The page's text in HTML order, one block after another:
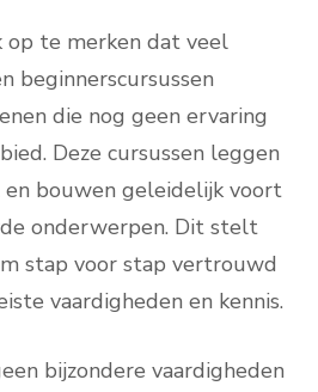
op te merken dat veel
beginnerscursussen
die nog geen ervaring
Deze cursussen leggen
en bouwen geleidelijk voort
onderwerpen. Dit stelt
stap voor stap vertrouwd
vaardigheden en kennis.
bijzondere vaardigheden